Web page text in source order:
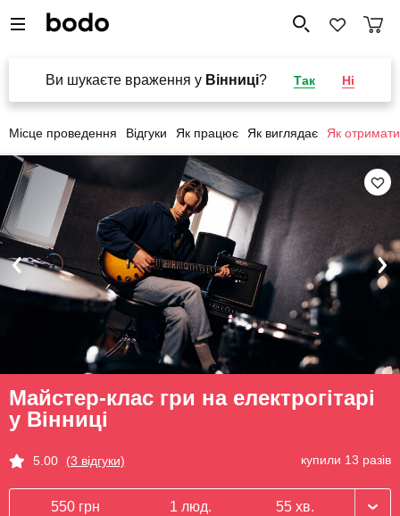
Ви шукаєте враження у Вінниці? Так Ні
Місце проведення Відгуки Як працює Як виглядає Як отримати
Майстер-клас гри на електрогітарі
у Вінниці
5.00 (3 відгуки) купили 13 разів
550 грн 1 люд. 55 хв.